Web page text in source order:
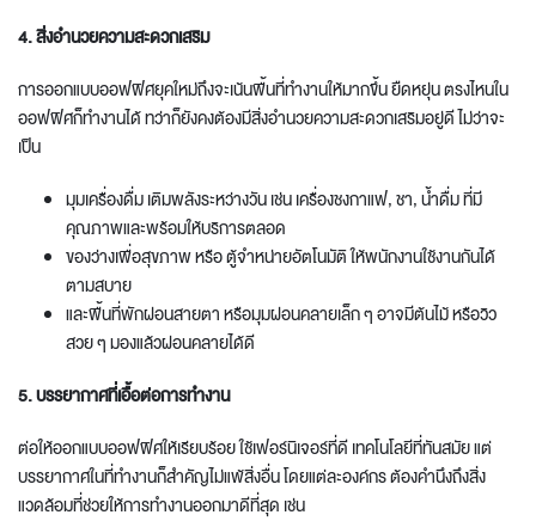
4. สิ่งอำนวยความสะดวกเสริม
การออกแบบออฟฟิศยุคใหม่ถึงจะเน้นพื้นที่ทำงานให้มากขึ้น ยืดหยุ่น ตรงไหนใน
ออฟฟิศก็ทำงานได้ ทว่าก็ยังคงต้องมีสิ่งอำนวยความสะดวกเสริมอยู่ดี ไม่ว่าจะ
เป็น
มุมเครื่องดื่ม เติมพลังระหว่างวัน เช่น เครื่องชงกาแฟ, ชา, น้ำดื่ม ที่มี
คุณภาพและพร้อมให้บริการตลอด
ของว่างเพื่อสุขภาพ หรือ ตู้จำหน่ายอัตโนมัติ ให้พนักงานใช้งานกันได้
ตามสบาย
และพื้นที่พักผ่อนสายตา หรือมุมผ่อนคลายเล็ก ๆ อาจมีต้นไม้ หรือวิว
สวย ๆ มองแล้วผ่อนคลายได้ดี
5. บรรยากาศที่เอื้อต่อการทำงาน
ต่อให้ออกแบบออฟฟิศให้เรียบร้อย ใช้เฟอร์นิเจอร์ที่ดี เทคโนโลยีที่ทันสมัย แต่
บรรยากาศในที่ทำงานก็สำคัญไม่แพ้สิ่งอื่น โดยแต่ละองค์กร ต้องคำนึงถึงสิ่ง
แวดล้อมที่ช่วยให้การทำงานออกมาดีที่สุด เช่น